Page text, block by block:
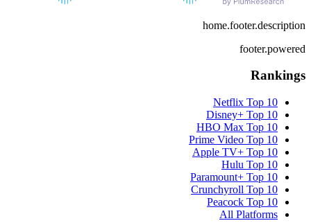
home.footer.description
footer.powered
Rankings
Netflix Top 10
Disney+ Top 10
HBO Max Top 10
Prime Video Top 10
Apple TV+ Top 10
Hulu Top 10
Paramount+ Top 10
Crunchyroll Top 10
Peacock Top 10
All Platforms